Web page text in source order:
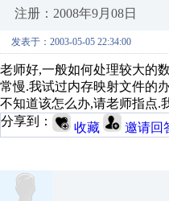
注册：2008年9月08日
发表于：2003-05-05 22:34:00
老师好,一般如何处理较大的
常慢.我试过内存映射文件的
不知道该怎么办,请老师指点.
分享到：
收藏 邀请回